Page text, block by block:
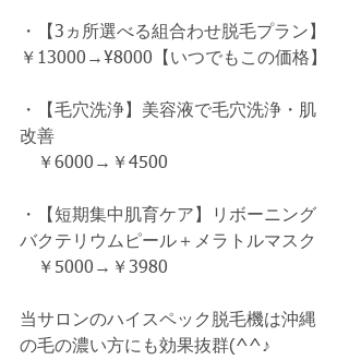
・【3ヵ所選べる組合わせ脱毛プラン】
￥13000→¥8000【いつでもこの価格】
・【毛穴洗浄】美容液で毛穴洗浄・肌
改善
￥6000→￥4500
・【短期集中肌育ケア】リボーニング
バクテリウムピール＋メラトルマスク
￥5000→￥3980
当サロンのハイスペック脱毛機は沖縄
の毛の濃い方にも効果抜群(^^♪